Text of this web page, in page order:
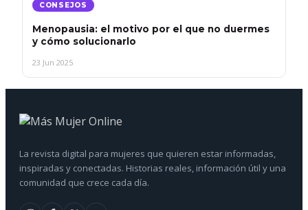
CONSEJOS
Menopausia: el motivo por el que no duermes
y cómo solucionarlo
23 Jun 2025
La revista digital para mujeres que quieren estar informadas,
inspiradas y conectadas. Historias reales, información útil y una
comunidad que crece cada día.